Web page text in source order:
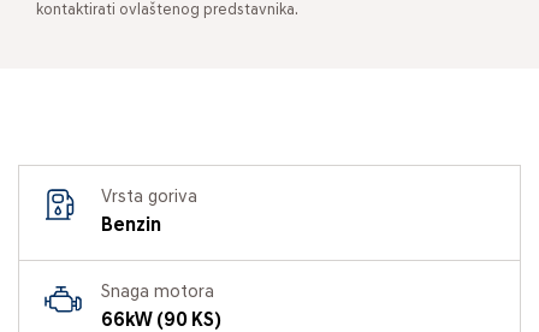
kontaktirati ovlaštenog predstavnika.
Vrsta goriva
Benzin
Snaga motora
66kW (90 KS)